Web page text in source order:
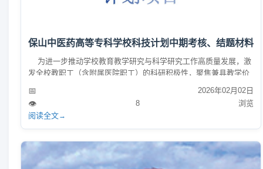
保山中医药高等专科学校科技计划中期考核、结题材料
​ 为进一步推动学校教育教学研究与科学研究工作高质量发展，激
发全校教职工（含附属医院职工）的科研积极性，聚焦兼具教学价
值、科学意义与实践应用的研究方向，挖掘学校科技创新潜力、提
升社会服务能力，同步促进教职工管理、教学、科研水平的整体提
升，学校特设立 “保山中医药高等专科学校科技发展基金”。 本附
件位项目中期考核、结题专用材料，包含项目中期考核、结题所需
填写的各项核心内容。具体要求可咨询学校科...
📅 2026年02月02日
👁️ 8
浏览
阅读全文→